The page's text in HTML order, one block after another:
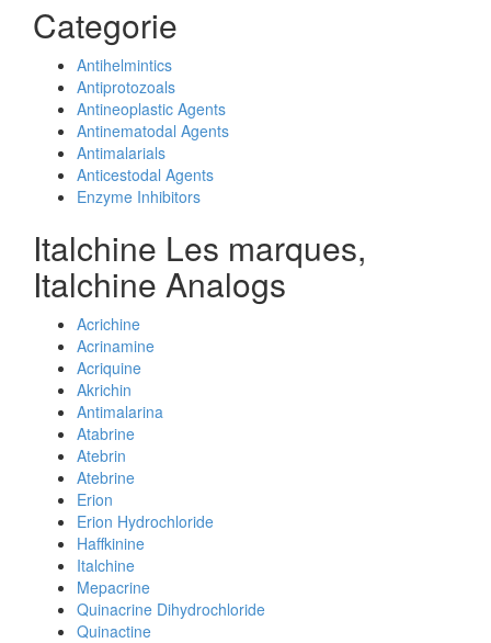
Categorie
Antihelmintics
Antiprotozoals
Antineoplastic Agents
Antinematodal Agents
Antimalarials
Anticestodal Agents
Enzyme Inhibitors
Italchine Les marques,
Italchine Analogs
Acrichine
Acrinamine
Acriquine
Akrichin
Antimalarina
Atabrine
Atebrin
Atebrine
Erion
Erion Hydrochloride
Haffkinine
Italchine
Mepacrine
Quinacrine Dihydrochloride
Quinactine